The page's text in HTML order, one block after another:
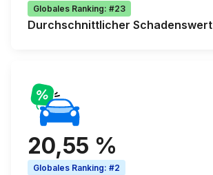
Globales Ranking: #23
Durchschnittlicher Schadenswert
20,55 %
Globales Ranking: #2